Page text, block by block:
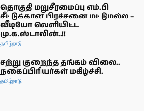
தொகுதி மறுசீரமைப்பு எம்.பி
சீட்டுக்கான பிரச்சனை மட்டுமல்ல –
வீடியோ வெளியிட்ட
மு.க.ஸ்டாலின்..!!
தமிழ்நாடு
சற்று குறைந்த தங்கம் விலை..
நகைப்பிரியர்கள் மகிழ்ச்சி.
தமிழ்நாடு